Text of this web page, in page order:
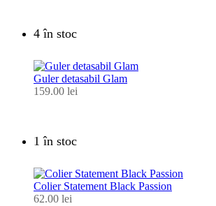
4 în stoc
Guler detasabil Glam
159.00 lei
1 în stoc
Colier Statement Black Passion
62.00 lei